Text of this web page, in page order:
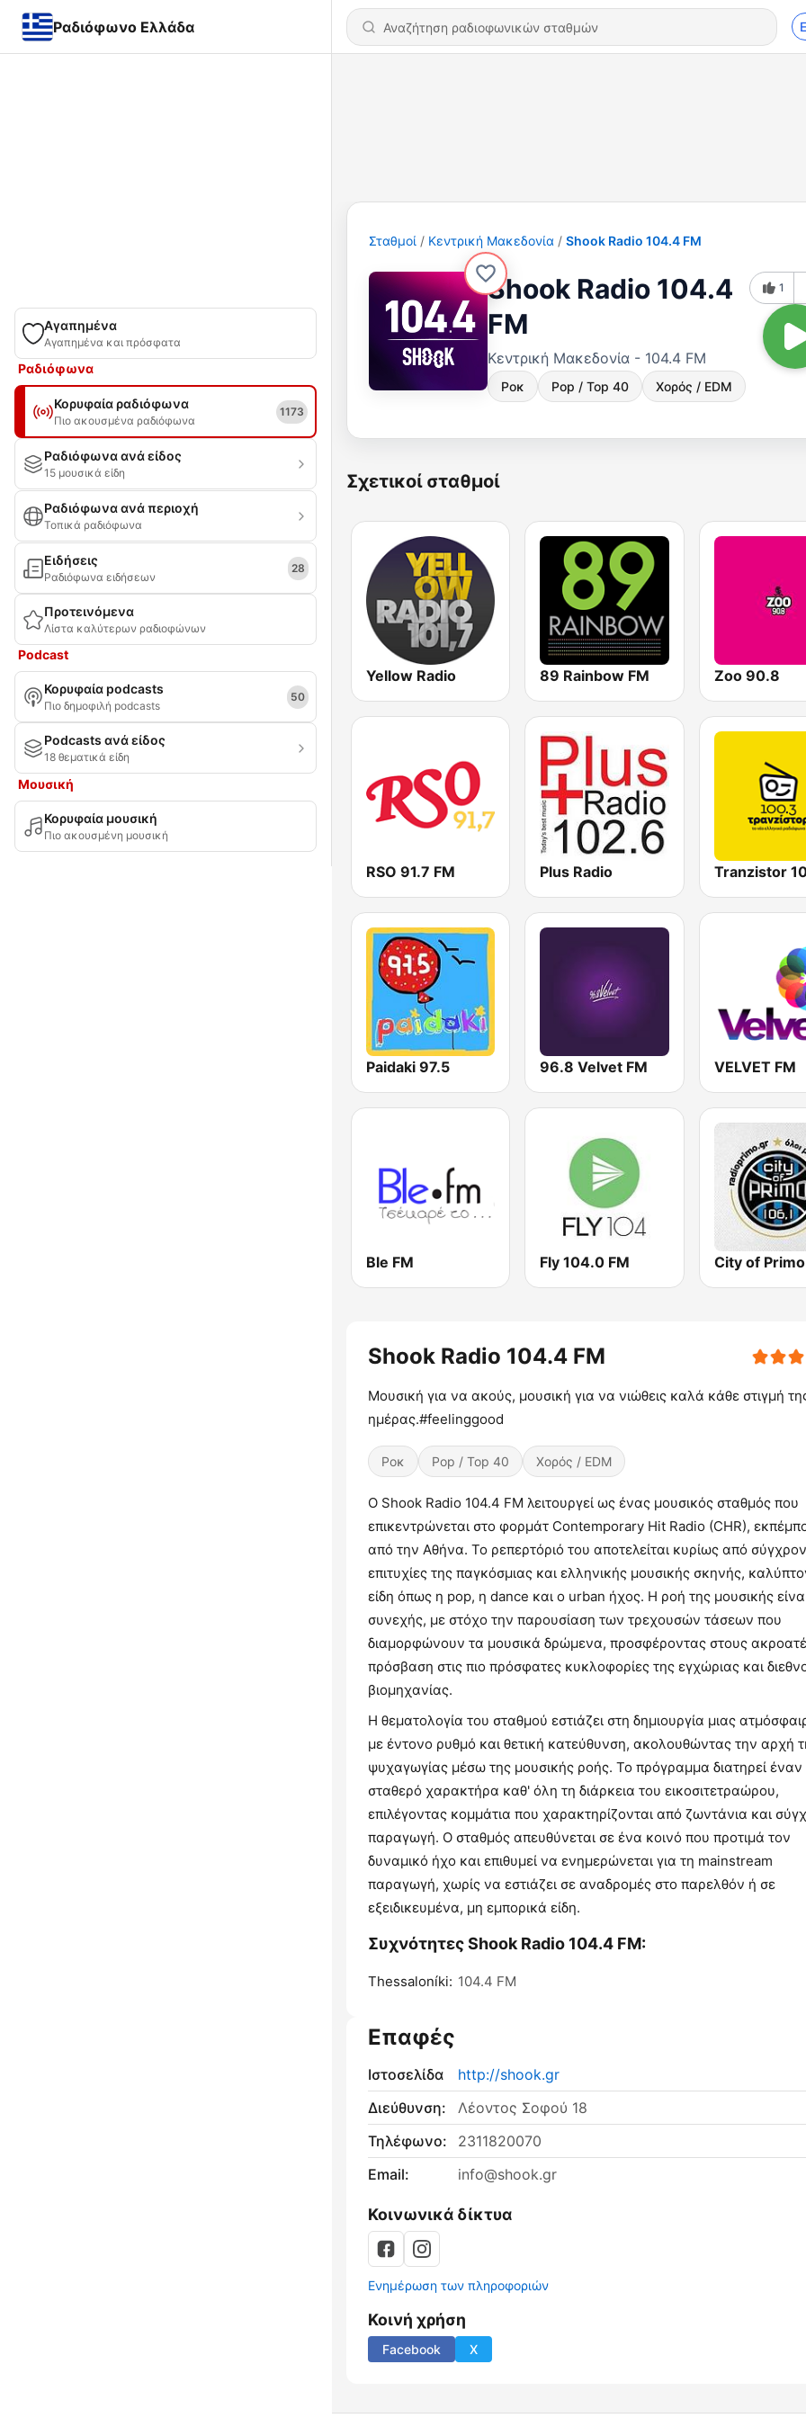
Ραδιόφωνο Ελλάδα
Αγαπημένα
Αγαπημένα και πρόσφατα
Ραδιόφωνα
Κορυφαία ραδιόφωνα
Πιο ακουσμένα ραδιόφωνα
1173
Ραδιόφωνα ανά είδος
15 μουσικά είδη
Ραδιόφωνα ανά περιοχή
Τοπικά ραδιόφωνα
Ειδήσεις
Ραδιόφωνα ειδήσεων
28
Προτεινόμενα
Λίστα καλύτερων ραδιοφώνων
Podcast
Κορυφαία podcasts
Πιο δημοφιλή podcasts
50
Podcasts ανά είδος
18 θεματικά είδη
Μουσική
Κορυφαία μουσική
Πιο ακουσμένη μουσική
Σταθμοί Κεντρική Μακεδονία Shook Radio 104.4 FM
Shook Radio 104.4
FM
Κεντρική Μακεδονία - 104.4 FM
Ροκ Pop / Top 40 Χορός / EDM
1
Σχετικοί σταθμοί
Yellow Radio 89 Rainbow FM Zoo 90.8
RSO 91.7 FM Plus Radio Tranzistor
Paidaki 97.5 96.8 Velvet FM VELVET FM
Ble FM Fly 104.0 FM
Shook Radio 104.4 FM
Μουσική για να ακούς, μουσική για να νιώθεις καλά κάθε στιγμή
ημέρας.#feelinggood
Ροκ Pop / Top 40 Χορός / EDM
Ο Shook Radio 104.4 FM λειτουργεί ως ένας μουσικός σταθμός που
επικεντρώνεται στο φορμάτ Contemporary Hit Radio (CHR),
από την Αθήνα. Το ρεπερτόριό του αποτελείται κυρίως από
επιτυχίες της παγκόσμιας και ελληνικής μουσικής σκηνής,
είδη όπως η pop, η dance και ο urban ήχος. Η ροή της μουσικής
συνεχής, με στόχο την παρουσίαση των τρεχουσών τάσεων που
διαμορφώνουν τα μουσικά δρώμενα, προσφέροντας στους
πρόσβαση στις πιο πρόσφατες κυκλοφορίες της εγχώριας και
βιομηχανίας.
Η θεματολογία του σταθμού εστιάζει στη δημιουργία μιας
με έντονο ρυθμό και θετική κατεύθυνση, ακολουθώντας την αρχή
ψυχαγωγίας μέσω της μουσικής ροής. Το πρόγραμμα διατηρεί έναν
σταθερό χαρακτήρα καθ' όλη τη διάρκεια του εικοσιτετραώρου,
επιλέγοντας κομμάτια που χαρακτηρίζονται από ζωντάνια και
παραγωγή. Ο σταθμός απευθύνεται σε ένα κοινό που προτιμά τον
δυναμικό ήχο και επιθυμεί να ενημερώνεται για τη mainstream
παραγωγή, χωρίς να εστιάζει σε αναδρομές στο παρελθόν ή σε
εξειδικευμένα, μη εμπορικά είδη.
Συχνότητες Shook Radio 104.4 FM:
Thessaloníki: 104.4 FM
Επαφές
Ιστοσελίδα
http://shook.gr
Διεύθυνση:
Λέοντος Σοφού 18
Τηλέφωνο:
2311820070
Email:
info@shook.gr
Κοινωνικά δίκτυα
Ενημέρωση των πληροφοριών
Κοινή χρήση
Facebook X